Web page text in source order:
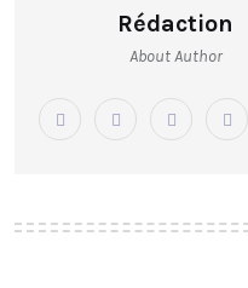
Rédaction
About Author